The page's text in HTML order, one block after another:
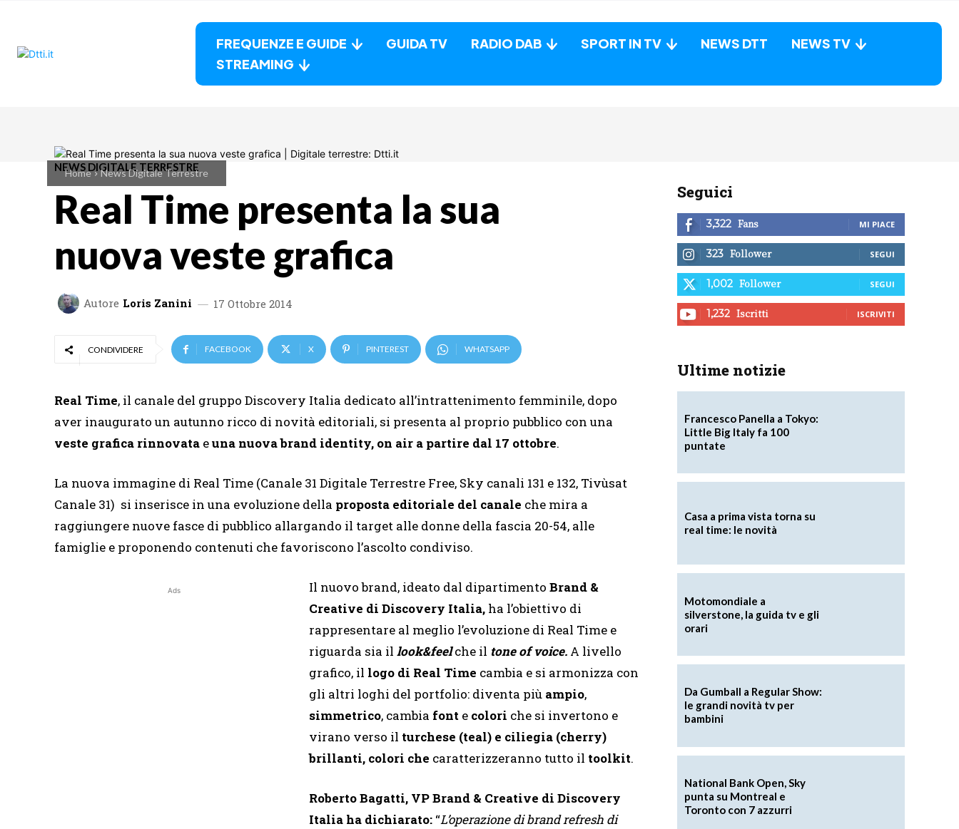
FREQUENZE E GUIDE GUIDA TV RADIO DAB SPORT IN TV NEWS DTT
NEWS TV
STREAMING
Home News Digitale Terrestre
NEWS DIGITALE TERRESTRE
Real Time presenta la sua
nuova veste grafica
Autore Loris Zanini 17 Ottobre 2014
CONDIVIDERE FACEBOOK X PINTEREST WHATSAPP
Real Time, il canale del gruppo Discovery Italia dedicato all’intrattenimento femminile, dopo
aver inaugurato un autunno ricco di novità editoriali, si presenta al proprio pubblico con una
veste grafica rinnovata euna nuovabrand identity, on air a partire dal 17 ottobre.
La nuova immagine di Real Time (Canale 31 Digitale Terrestre Free, Sky canali 131 e 132, Tivùsat
Canale 31) si inserisce in una evoluzione della proposta editoriale del canale che mira a
raggiungere nuove fasce di pubblico allargando il target alle donne della fascia 20-54, alle
famiglie e proponendo contenuti che favoriscono l’ascolto condiviso.
Ads Il nuovo brand, ideato dal dipartimento Brand &
Creative di Discovery Italia, ha l’obiettivo di
rappresentare al meglio l’evoluzione di Real Time e
riguarda sia il look&feelche il tone of voice. A livello
grafico, il logo di Real Time cambia e si armonizza con
gli altri loghi del portfolio: diventa più ampio,
simmetrico, cambia font e colori che si invertono e
virano verso il turchese (teal) e ciliegia (cherry)
brillanti, colori che caratterizzeranno tutto il toolkit.
Roberto Bagatti, VP Brand & Creative di Discovery
Italia ha dichiarato: “L’operazione di brand refresh di
Seguici
3,322 Fans MI PIACE
323 Follower SEGUI
1,002 Follower SEGUI
1,232 Iscritti ISCRIVITI
Ultime notizie
Francesco Panella a Tokyo:
Little Big Italy fa 100
puntate
Casa a prima vista torna su
real time: le novità
Motomondiale a
silverstone, la guida tv e gli
orari
Da Gumball a Regular Show:
le grandi novità tv per
bambini
National Bank Open, Sky
punta su Montreal e
Toronto con 7 azzurri